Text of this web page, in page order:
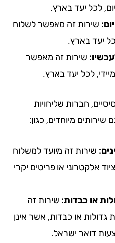
יעד בארץ.
זה מאפשר לשלוח
בארץ.
שירות זה מאפשר
לכל יעד בארץ.
חברות שליחויות
מיוחדים, כגון:
זה מיועד למשלוח
או פריטים יקרי
כבדות:שירות זה
או כבדות, אשר אינן
דואר ישראל.